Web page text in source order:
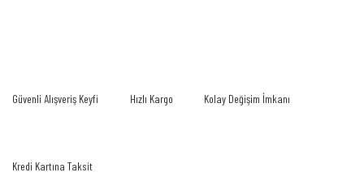
Ürün açıklamasında eksik bilgiler bulunuyor.
Güvenli Alışveriş Keyfi Hızlı Kargo Kolay Değişim İmkanı
Kredi Kartına Taksit